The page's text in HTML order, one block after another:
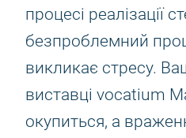
процесі реалізації
безпроблемний
викликає стресу.
виставці vocatium
окупиться, а